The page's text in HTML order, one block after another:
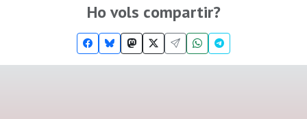
Ho vols compartir?